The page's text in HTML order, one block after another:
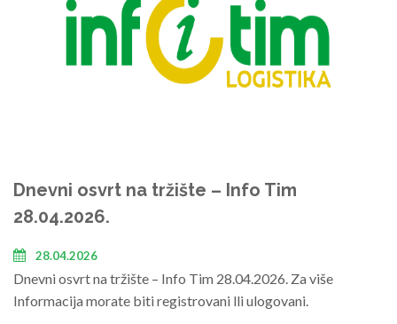
Dnevni osvrt na tržište – Info Tim
28.04.2026.
28.04.2026
Dnevni osvrt na tržište – Info Tim 28.04.2026. Za više
Informacija morate biti registrovani lli ulogovani.